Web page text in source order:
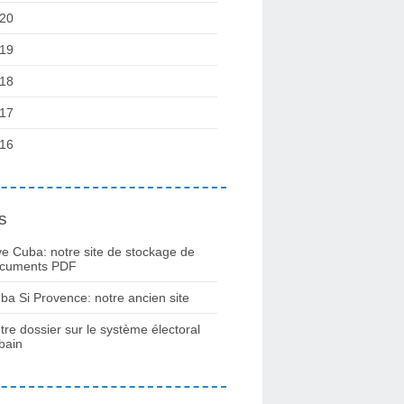
Cuba: notre site de stockage de
PDF
Si Provence: notre ancien site
dossier sur le système électoral